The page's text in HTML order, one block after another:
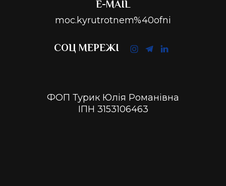
E-MAIL
moc.kyrutrotnem%40ofni
СОЦ МЕРЕЖІ
ФОП Турик Юлія Романівна
ІПН 3153106463